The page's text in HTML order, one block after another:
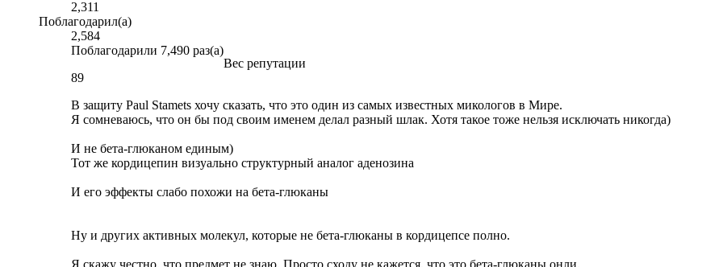
2,311
Поблагодарил(а)
2,584
Поблагодарили 7,490 раз(а)
Вес репутации
89
В защиту Paul Stamets хочу сказать, что это один из самых известных микологов в Мире.
Я сомневаюсь, что он бы под своим именем делал разный шлак. Хотя такое тоже нельзя исключать никогда)
И не бета-глюканом единым)
Тот же кордицепин визуально структурный аналог аденозина
И его эффекты слабо похожи на бета-глюканы
Ну и других активных молекул, которые не бета-глюканы в кордицепсе полно.
Я скажу честно, что предмет не знаю. Просто сходу не кажется, что это бета-глюканы онли.